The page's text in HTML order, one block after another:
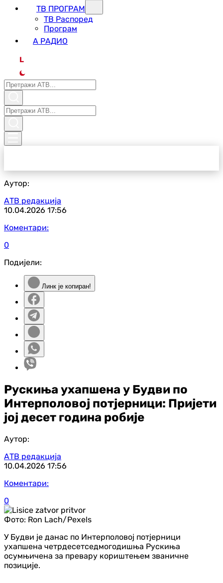
ТВ ПРОГРАМ
ТВ Распоред
Програм
А РАДИО
L
Аутор:
АТВ редакција
10.04.2026 17:56
Коментари:
0
Подијели:
Линк је копиран!
Рускиња ухапшена у Будви по
Интерполовој потјерници: Пријети
јој десет година робије
Аутор:
АТВ редакција
10.04.2026 17:56
Коментари:
0
Фото: Ron Lach/Pexels
У Будви је данас по Интерполовој потјерници
ухапшена четрдесетседмогодишња Рускиња
осумњичена за превару кориштењем званичне
позиције.